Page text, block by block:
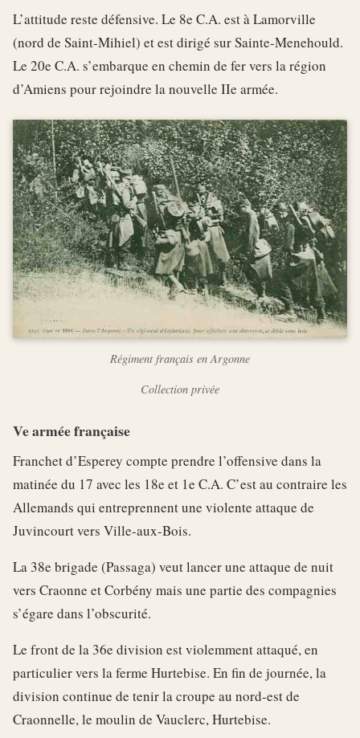
L’attitude reste défensive. Le 8e C.A. est à Lamorville
(nord de Saint-Mihiel) et est dirigé sur Sainte-Menehould.
Le 20e C.A. s’embarque en chemin de fer vers la région
d’Amiens pour rejoindre la nouvelle IIe armée.
Régiment français en Argonne
Collection privée
Ve armée française
Franchet d’Esperey compte prendre l’offensive dans la
matinée du 17 avec les 18e et 1e C.A. C’est au contraire les
Allemands qui entreprennent une violente attaque de
Juvincourt vers Ville-aux-Bois.
La 38e brigade (Passaga) veut lancer une attaque de nuit
vers Craonne et Corbény mais une partie des compagnies
s’égare dans l’obscurité.
Le front de la 36e division est violemment attaqué, en
particulier vers la ferme Hurtebise. En fin de journée, la
division continue de tenir la croupe au nord-est de
Craonnelle, le moulin de Vauclerc, Hurtebise.